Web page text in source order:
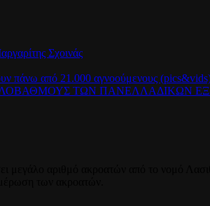
Σχοινάς
πάνω από 21.000 αγνοούμενους
ΤΩΝ ΠΑΝΕΛΛΑΔΙΚΩΝ